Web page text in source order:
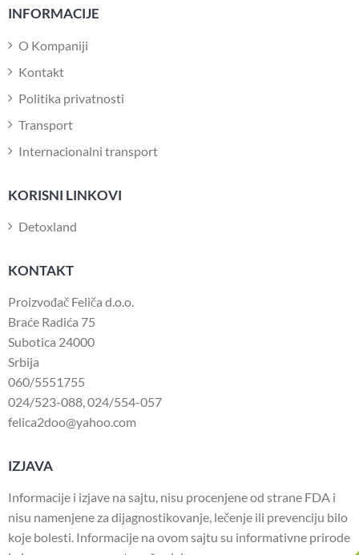
INFORMACIJE
O Kompaniji
Kontakt
Politika privatnosti
Transport
Internacionalni transport
KORISNI LINKOVI
Detoxland
KONTAKT
Proizvođač Feliča d.o.o.
Braće Radića 75
Subotica 24000
Srbija
060/5551755
024/523-088 024/554-057
felica2doo@yahoo.com
IZJAVA
Informacije i izjave na sajtu, nisu procenjene od strane FDA i
nisu namenjene za dijagnostikovanje, lečenje ili prevenciju bilo
koje bolesti. Informacije na ovom sajtu su informativne prirode